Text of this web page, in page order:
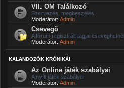
VII. OM Találkozó
Szervezés, megbeszélés.
Moderátor: Admin
Csevegõ
A fórum regisztrált tagjai
Moderátor: Admin
KALANDOZÓK KRÓNIKÁI
Az Online játék szabályai
A nyílt játék szabályai
Moderátor: Admin